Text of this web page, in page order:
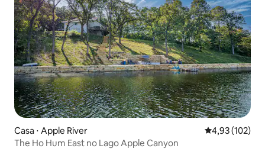
Casa ⋅ Apple River 4,93 de uma
4,93 (102)
The Ho Hum East no Lago Apple Canyon